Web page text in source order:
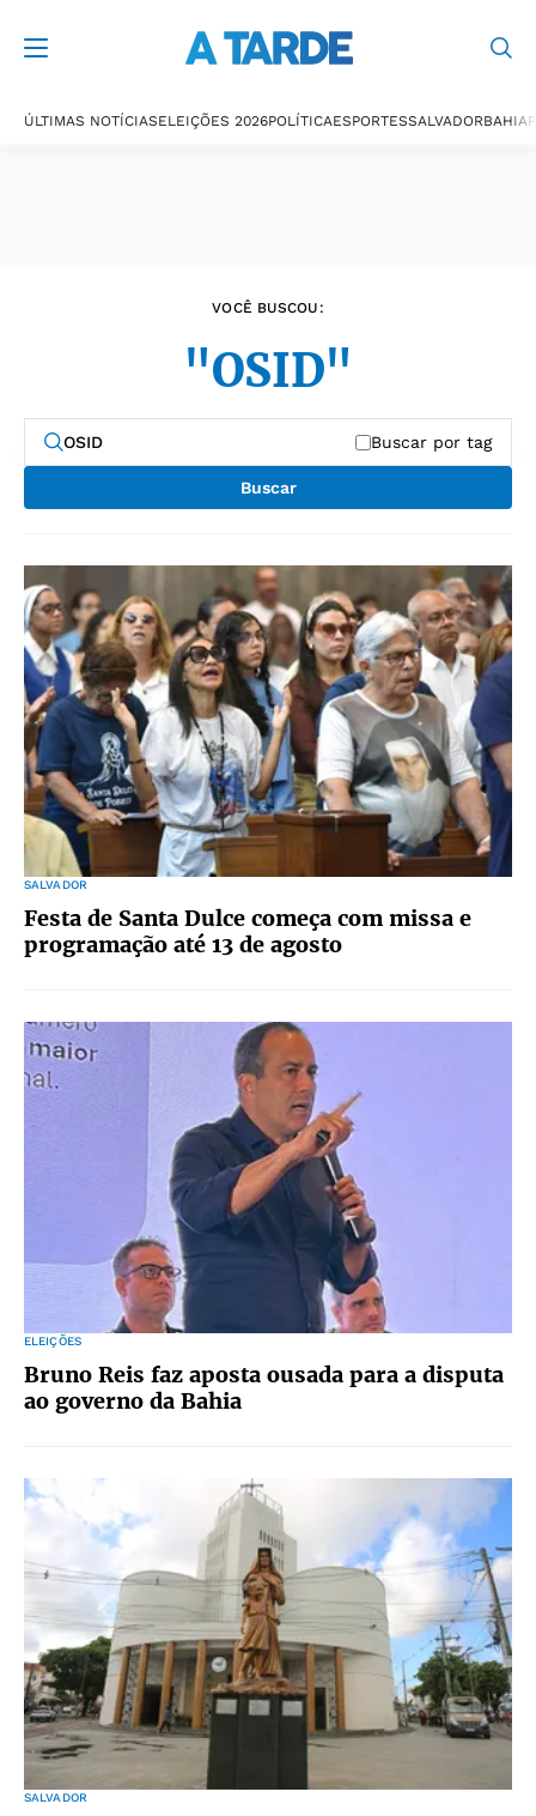
ÚLTIMAS NOTÍCIASELEIÇÕES 2026POLÍTICAESPORTESSALVADORBAHIA
VOCÊ BUSCOU:
"OSID"
Buscar por tag
Buscar
SALVADOR
Festa de Santa Dulce começa com missa e
programação até 13 de agosto
ELEIÇÕES
Bruno Reis faz aposta ousada para a disputa
ao governo da Bahia
SALVADOR